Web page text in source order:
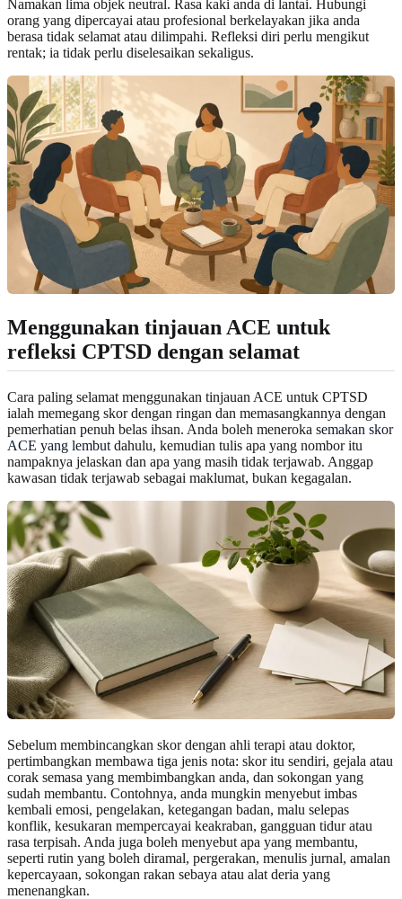
Namakan lima objek neutral. Rasa kaki anda di lantai. Hubungi
orang yang dipercayai atau profesional berkelayakan jika anda
berasa tidak selamat atau dilimpahi. Refleksi diri perlu mengikut
rentak; ia tidak perlu diselesaikan sekaligus.
Menggunakan tinjauan ACE untuk
refleksi CPTSD dengan selamat
Cara paling selamat menggunakan tinjauan ACE untuk CPTSD
ialah memegang skor dengan ringan dan memasangkannya dengan
pemerhatian penuh belas ihsan. Anda boleh meneroka semakan skor
ACE yang lembut dahulu, kemudian tulis apa yang nombor itu
nampaknya jelaskan dan apa yang masih tidak terjawab. Anggap
kawasan tidak terjawab sebagai maklumat, bukan kegagalan.
Sebelum membincangkan skor dengan ahli terapi atau doktor,
pertimbangkan membawa tiga jenis nota: skor itu sendiri, gejala atau
corak semasa yang membimbangkan anda, dan sokongan yang
sudah membantu. Contohnya, anda mungkin menyebut imbas
kembali emosi, pengelakan, ketegangan badan, malu selepas
konflik, kesukaran mempercayai keakraban, gangguan tidur atau
rasa terpisah. Anda juga boleh menyebut apa yang membantu,
seperti rutin yang boleh diramal, pergerakan, menulis jurnal, amalan
kepercayaan, sokongan rakan sebaya atau alat deria yang
menenangkan.